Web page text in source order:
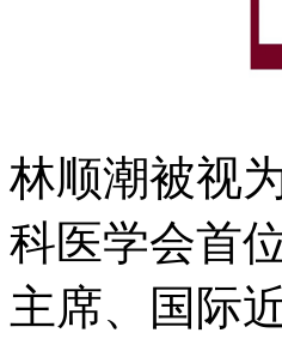
林顺潮被视
科医学会首
主席、国际